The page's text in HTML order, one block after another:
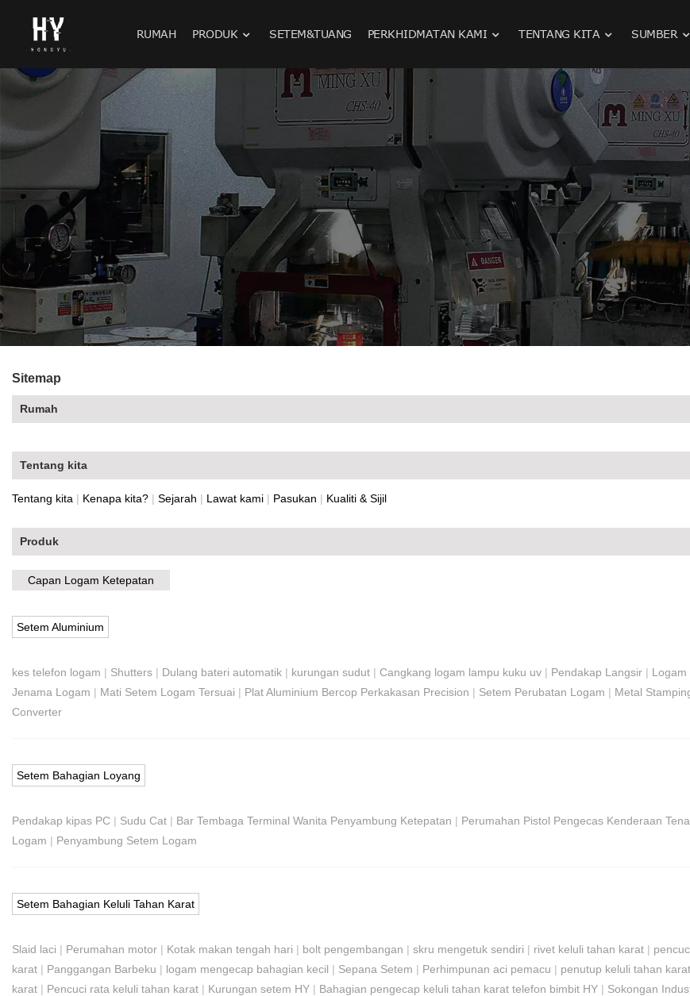
RUMAH PRODUK SETEM&TUANG PERKHIDMATAN KAMI TENTANG KITA SUMBER
Sitemap
Rumah
Tentang kita
Tentang kita | Kenapa kita? | Sejarah | Lawat kami | Pasukan | Kualiti & Sijil
Produk
Capan Logam Ketepatan
Setem Aluminium
kes telefon logam | Shutters | Dulang bateri automatik | kurungan sudut | Cangkang logam lampu kuku uv | Pendakap Langsir | Logam
Jenama Logam | Mati Setem Logam Tersuai | Plat Aluminium Bercop Perkakasan Precision | Setem Perubatan Logam | Metal
Converter
Setem Bahagian Loyang
Pendakap kipas PC | Sudu Cat | Bar Tembaga Terminal Wanita Penyambung Ketepatan | Perumahan Pistol Pengecas Kenderaan
Logam | Penyambung Setem Logam
Setem Bahagian Keluli Tahan Karat
Slaid laci | Perumahan motor | Kotak makan tengah hari | bolt pengembangan | skru mengetuk sendiri | rivet keluli tahan karat |
karat | Panggangan Barbeku | logam mengecap bahagian kecil | Sepana Setem | Perhimpunan aci pemacu | penutup keluli tahan karat
karat | Pencuci rata keluli tahan karat | Kurungan setem HY | Bahagian pengecap keluli tahan karat telefon bimbit HY | Sokongan